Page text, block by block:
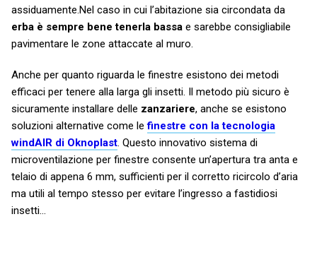
assiduamente.Nel caso in cui l’abitazione sia circondata da
erba è sempre bene tenerla bassa e sarebbe consigliabile
pavimentare le zone attaccate al muro.
Anche per quanto riguarda le finestre esistono dei metodi
efficaci per tenere alla larga gli insetti. Il metodo più sicuro è
sicuramente installare delle zanzariere, anche se esistono
soluzioni alternative come lefinestre con la tecnologia
windAIR di Oknoplast. Questo innovativo sistema di
microventilazione per finestre consente un’apertura tra anta e
telaio di appena 6 mm, sufficienti per il corretto ricircolo d’aria
ma utili al tempo stesso per evitare l’ingresso a fastidiosi
insetti…